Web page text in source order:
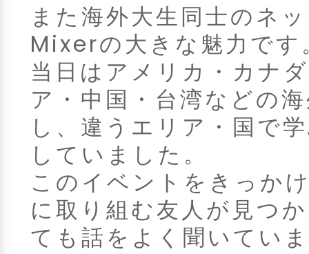
また海外大生同士のネ
Mixerの大きな魅力です
当日はアメリカ・カナ
ア・中国・台湾などの
し、違うエリア・国で
していました。
このイベントをきっか
に取り組む友人が見つ
ても話をよく聞いてい